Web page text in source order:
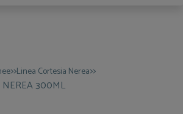
>>Linea Cortesia Nerea>>
300ML